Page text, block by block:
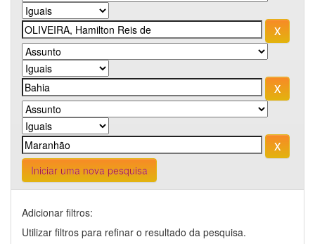
Iniciar uma nova pesquisa
Adicionar filtros:
Utilizar filtros para refinar o resultado da pesquisa.